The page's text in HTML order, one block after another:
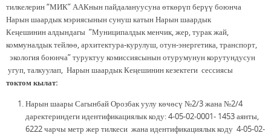
тилкелерин “МИК” ААКнын пайдалануусуна ɵткɵрүп берүү боюнча
Нарын шаардык мэриясынын сунуш катын Нарын шаардык
Кеңешинин алдындагы ”Муниципалдык менчик, жер, турак жай,
коммуналдык тейлөө, архитектура-курулуш, отун-энергетика, транспорт,
экология боюнча” туруктуу комиссиясынын отурумунун корутундусун
угуп, талкуулап, Нарын шаардык Кеңешинин кезектеги сессиясы
токтом кылат:
Нарын шаары Сагынбай Орозбак уулу көчөсү №2/3 жана №2/4
даректериндеги идентификациялык коду: 4-05-02-0001- 1453 аянты,
6222 чарчы метр жер тилкеси жана идентификациялык коду 4-05-02-